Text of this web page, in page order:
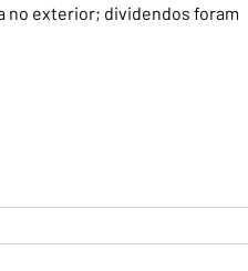
no exterior; dividendos foram